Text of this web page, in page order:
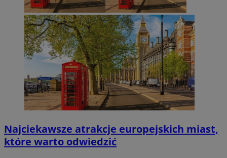
Najciekawsze atrakcje europejskich miast,
które warto odwiedzić